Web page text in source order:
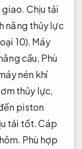
giao. Chịu tải
nâng thủy lực
10). Máy
cầu, Phù
nén khí
thủy lực,
piston
tải tốt.Cáp
Phù hợp